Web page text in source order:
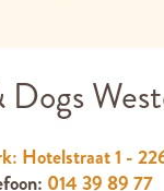
Dogs
Hotelstraat 1 -
014 39 89 77